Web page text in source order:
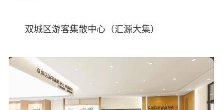
双城区游客集散中心（汇源大集）